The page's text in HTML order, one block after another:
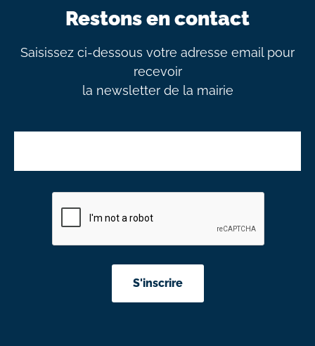
Restons en contact
Saisissez ci-dessous votre adresse email pour
recevoir
la newsletter de la mairie